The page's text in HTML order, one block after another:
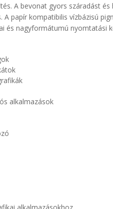
A bevonat gyors száradást
A papír kompatibilis vízbázisú
és nagyformátumú nyomtatási
alkalmazások